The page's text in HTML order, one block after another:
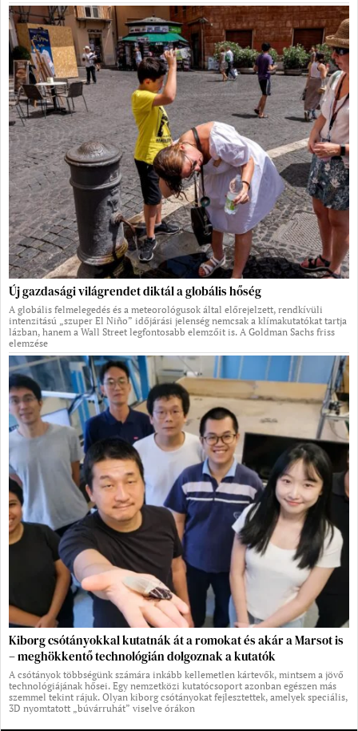
Új gazdasági világrendet diktál a globális hőség
A globális felmelegedés és a meteorológusok által előrejelzett, rendkívüli
intenzitású „szuper El Niño” időjárási jelenség nemcsak a klímakutatókat tartja
lázban, hanem a Wall Street legfontosabb elemzőit is. A Goldman Sachs friss
elemzése
Kiborg csótányokkal kutatnák át a romokat és akár a Marsot is
– meghökkentő technológián dolgoznak a kutatók
A csótányok többségünk számára inkább kellemetlen kártevők, mintsem a jövő
technológiájának hősei. Egy nemzetközi kutatócsoport azonban egészen más
szemmel tekint rájuk. Olyan kiborg csótányokat fejlesztettek, amelyek speciális,
3D nyomtatott „búvárruhát” viselve órákon